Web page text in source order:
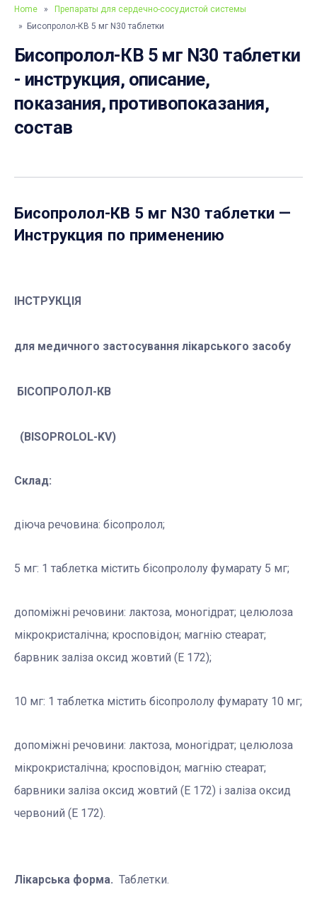
Home »
Препараты для сердечно-сосудистой системы
» Бисопролол-КВ 5 мг N30 таблетки
Бисопролол-КВ 5 мг N30 таблетки
- инструкция, описание,
показания, противопоказания,
состав
Бисопролол-КВ 5 мг N30 таблетки —
Инструкция по применению
ІНСТРУКЦІЯ
для медичного застосування лікарського засобу
БІСОПРОЛОЛ-КВ
(BISOPROLOL-KV)
Склад:
діюча речовина: бісопролол;
5 мг: 1 таблетка містить бісопрололу фумарату 5 мг;
допоміжні речовини: лактоза, моногідрат; целюлоза
мікрокристалічна; кросповідон; магнію стеарат;
барвник заліза оксид жовтий (Е 172);
10 мг: 1 таблетка містить бісопрололу фумарату 10 мг;
допоміжні речовини: лактоза, моногідрат; целюлоза
мікрокристалічна; кросповідон; магнію стеарат;
барвники заліза оксид жовтий (Е 172) і заліза оксид
червоний (Е 172).
Лікарська форма. Таблетки.